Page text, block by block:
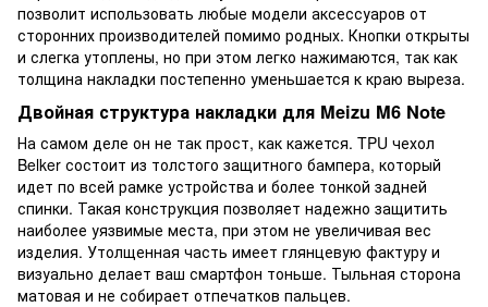
позволит использовать любые модели аксессуаров от
сторонних производителей помимо родных. Кнопки открыты
и слегка утоплены, но при этом легко нажимаются, так как
толщина накладки постепенно уменьшается к краю выреза.
Двойная структура накладки для Meizu M6 Note
На самом деле он не так прост, как кажется. TPU чехол
Belker состоит из толстого защитного бампера, который
идет по всей рамке устройства и более тонкой задней
спинки. Такая конструкция позволяет надежно защитить
наиболее уязвимые места, при этом не увеличивая вес
изделия. Утолщенная часть имеет глянцевую фактуру и
визуально делает ваш смартфон тоньше. Тыльная сторона
матовая и не собирает отпечатков пальцев.